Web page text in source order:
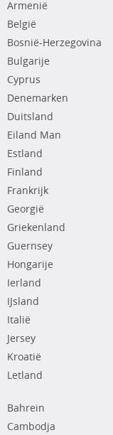
Armenië
België
Bosnië-Herzegovina
Bulgarije
Cyprus
Denemarken
Duitsland
Eiland Man
Estland
Finland
Frankrijk
Georgië
Griekenland
Guernsey
Hongarije
Ierland
IJsland
Italië
Jersey
Kroatië
Letland
Bahrein
Cambodja